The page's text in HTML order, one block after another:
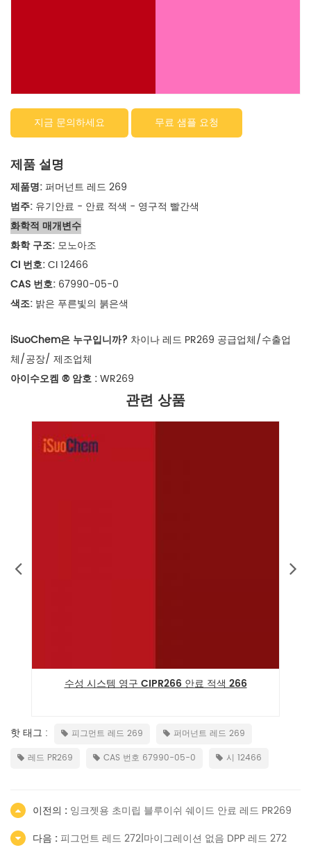
지금 문의하세요 무료 샘플 요청
제품 설명
제품명:퍼머넌트 레드 269
범주: 유기안료 - 안료 적색 - 영구적 빨간색
화학적 매개변수
화학 구조: 모노아조
CI 번호:CI 12466
CAS 번호: 67990-05-0
색조: 밝은 푸른빛의 붉은색
iSuoChem은 누구입니까? 차이나 레드 PR269 공급업체/수출업
체/공장/ 제조업체
아이수오켐 ® 암호 :WR269
관련 상품
수성 시스템 영구 CIPR266 안료 적색 266
핫 태그 : 피그먼트 레드 269
퍼머넌트 레드 269
레드 PR269
CAS 번호 67990-05-0 시 12466
이전의 : 잉크젯용 초미립 블루이쉬 쉐이드 안료 레드 PR269
다음 : 피그먼트 레드 272|마이그레이션 없음 DPP 레드 272